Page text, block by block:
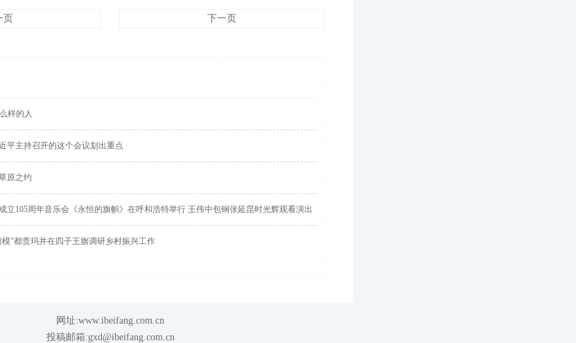
页 下一页
样的人
平主持召开的这个会议划出重点
原之约
立105周年音乐会《永恒的旗帜》在呼和浩特举行 王伟中包钢张延昆时光辉观看演出
”都贵玛并在四子王旗调研乡村振兴工作
网址:www.ibeifang.com.cn
投稿邮箱:gxd@ibeifang.com.cn